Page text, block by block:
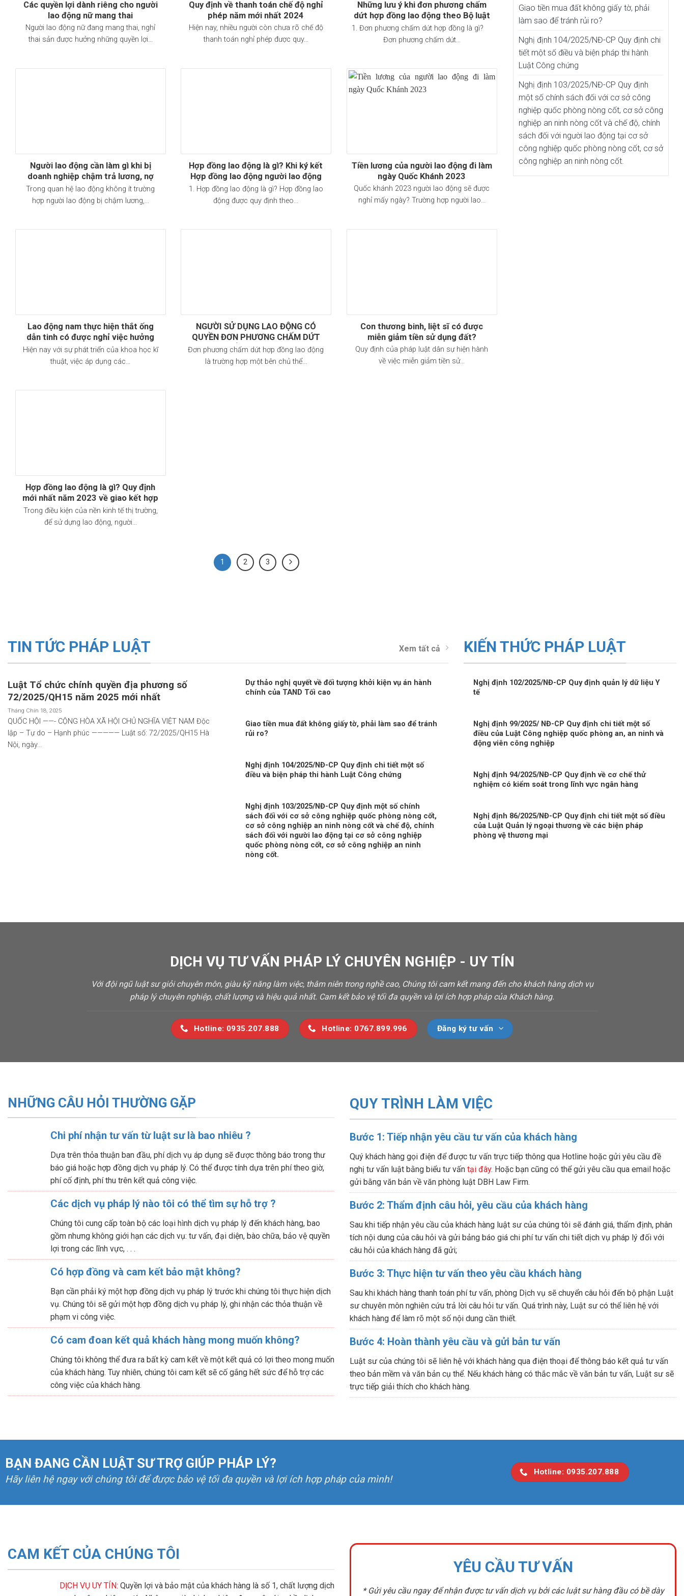
Các quyền lợi dành riêng cho người
lao động nữ mang thai
Người lao động nữ đang mang thai, nghỉ
thai sản được hưởng những quyền lợi...
Quy định về thanh toán chế độ nghỉ
phép năm mới nhất 2024
Hiện nay, nhiều người còn chưa rõ chế độ
thanh toán nghỉ phép được quy...
Những lưu ý khi đơn phương chấm
dứt hợp đồng lao động theo Bộ luật
lao động 2019
1. Đơn phương chấm dứt hợp đồng là gì?
Đơn phương chấm dứt...
Người lao động cần làm gì khi bị
doanh nghiệp chậm trả lương, nợ
lương theo quy định Bộ luật lao
đông 2019
Trong quan hệ lao động không ít trường
hợp người lao động bị chậm lương,...
Hợp đồng lao động là gì? Khi ký kết
Hợp đồng lao động người lao động
cần lưu ý những vấn đề gì theo Bộ
luật lao động 2019
1. Hợp đồng lao động là gì? Hợp đồng lao
động được quy định theo...
Tiền lương của người lao động đi làm
ngày Quốc Khánh 2023
Quốc khánh 2023 người lao động sẽ được
nghỉ mấy ngày? Trường hợp người lao...
Lao động nam thực hiện thắt ống
dẫn tinh có được nghỉ việc hưởng
chế độ thai sản không? Quy định mới
nhất năm 2023 về chế độ thai sản?
Hiện nay với sự phát triển của khoa học kĩ
thuật, việc áp dụng các...
NGƯỜI SỬ DỤNG LAO ĐỘNG CÓ
QUYỀN ĐƠN PHƯƠNG CHẤM DỨT
HỢP ĐỒNG LAO ĐỘNG?
Đơn phương chấm dứt hợp đồng lao động
là trường hợp một bên chủ thể...
Con thương binh, liệt sĩ có được
miễn giảm tiền sử dụng đất?
Quy định của pháp luật dân sự hiện hành
về việc miễn giảm tiền sử...
Hợp đồng lao động là gì? Quy định
mới nhất năm 2023 về giao kết hợp
đồng lao động?
Trong điều kiện của nền kinh tế thị trường,
để sử dựng lao động, người...
1 2 3
Giao tiền mua đất không giấy tờ, phải
làm sao để tránh rủi ro?
Nghị định 104/2025/NĐ-CP Quy định chi
tiết một số điều và biện pháp thi hành
Luật Công chứng
Nghị định 103/2025/NĐ-CP Quy định
một số chính sách đối với cơ sở công
nghiệp quốc phòng nòng cốt, cơ sở công
nghiệp an ninh nòng cốt và chế độ, chính
sách đối với người lao động tại cơ sở
công nghiệp quốc phòng nòng cốt, cơ sở
công nghiệp an ninh nòng cốt.
TIN TỨC PHÁP LUẬT Xem tất cả
Luật Tổ chức chính quyền địa phương số
72/2025/QH15 năm 2025 mới nhất
Tháng Chín 18, 2025
QUỐC HỘI ——- CỘNG HÒA XÃ HỘI CHỦ NGHĨA VIỆT NAM Độc
lập – Tự do – Hạnh phúc ————— Luật số: 72/2025/QH15 Hà
Nội, ngày...
Dự thảo nghị quyết về đối tượng khởi kiện vụ án hành
chính của TAND Tối cao
Giao tiền mua đất không giấy tờ, phải làm sao để tránh
rủi ro?
Nghị định 104/2025/NĐ-CP Quy định chi tiết một số
điều và biện pháp thi hành Luật Công chứng
Nghị định 103/2025/NĐ-CP Quy định một số chính
sách đối với cơ sở công nghiệp quốc phòng nòng cốt,
cơ sở công nghiệp an ninh nòng cốt và chế độ, chính
sách đối với người lao động tại cơ sở công nghiệp
quốc phòng nòng cốt, cơ sở công nghiệp an ninh
nòng cốt.
KIẾN THỨC PHÁP LUẬT
Nghị định 102/2025/NĐ-CP Quy định quản lý dữ liệu Y
tế
Nghị định 99/2025/ NĐ-CP Quy định chi tiết một số
điều của Luật Công nghiệp quốc phòng an, an ninh và
động viên công nghiệp
Nghị định 94/2025/NĐ-CP Quy định về cơ chế thử
nghiệm có kiểm soát trong lĩnh vực ngân hàng
Nghị định 86/2025/NĐ-CP Quy định chi tiết một số điều
của Luật Quản lý ngoại thương về các biện pháp
phòng vệ thương mại
DỊCH VỤ TƯ VẤN PHÁP LÝ CHUYÊN NGHIỆP - UY TÍN
Với đội ngũ luật sư giỏi chuyên môn, giàu kỹ năng làm việc, thâm niên trong nghề cao, Chúng tôi cam kết mang đến cho khách hàng dịch vụ
pháp lý chuyên nghiệp, chất lượng và hiệu quả nhất. Cam kết bảo vệ tối đa quyền và lợi ích hợp pháp của Khách hàng.
Hotline: 0935.207.888 Hotline: 0767.899.996 Đăng ký tư vấn
NHỮNG CÂU HỎI THƯỜNG GẶP
Chi phí nhận tư vấn từ luật sư là bao nhiêu ?
Dựa trên thỏa thuận ban đầu, phí dịch vụ áp dụng sẽ được thông báo trong thư
báo giá hoặc hợp đồng dịch vụ pháp lý. Có thể được tính dựa trên phí theo giờ,
phí cố định, phí thu trên kết quả công việc.
Các dịch vụ pháp lý nào tôi có thể tìm sự hỗ trợ ?
Chúng tôi cung cấp toàn bộ các loại hình dịch vụ pháp lý đến khách hàng, bao
gồm nhưng không giới hạn các dịch vụ: tư vấn, đại diện, bào chữa, bảo vệ quyền
lợi trong các lĩnh vực, . . .
Có hợp đồng và cam kết bảo mật không?
Bạn cần phải ký một hợp đồng dịch vụ pháp lý trước khi chúng tôi thực hiện dịch
vụ. Chúng tôi sẽ gửi một hợp đồng dịch vụ pháp lý, ghi nhận các thỏa thuận về
phạm vi công việc.
Có cam đoan kết quả khách hàng mong muốn không?
Chúng tôi không thể đưa ra bất kỳ cam kết về một kết quả có lợi theo mong muốn
của khách hàng. Tuy nhiên, chúng tôi cam kết sẽ cố gắng hết sức để hỗ trợ các
công việc của khách hàng.
QUY TRÌNH LÀM VIỆC
Bước 1: Tiếp nhận yêu cầu tư vấn của khách hàng
Quý khách hàng gọi điện để được tư vấn trực tiếp thông qua Hotline hoặc gửi yêu cầu đề
nghị tư vấn luật bằng biểu tư vấn tại đây. Hoặc bạn cũng có thể gửi yêu cầu qua email hoặc
gửi bằng văn bản về văn phòng luật DBH Law Firm.
Bước 2: Thẩm định câu hỏi, yêu cầu của khách hàng
Sau khi tiếp nhận yêu cầu của khách hàng luật sư của chúng tôi sẽ đánh giá, thẩm định, phân
tích nội dung của câu hỏi và gửi bảng báo giá chi phí tư vấn chi tiết dịch vụ pháp lý đối với
câu hỏi của khách hàng đã gửi;
Bước 3: Thực hiện tư vấn theo yêu cầu khách hàng
Sau khi khách hàng thanh toán phí tư vấn, phòng Dịch vụ sẽ chuyển câu hỏi đến bộ phận Luật
sư chuyên môn nghiên cứu trả lời câu hỏi tư vấn. Quá trình này, Luật sư có thể liên hệ với
khách hàng để làm rõ một số nội dung cần thiết.
Bước 4: Hoàn thành yêu cầu và gửi bản tư vấn
Luật sư của chúng tôi sẽ liên hệ với khách hàng qua điện thoại để thông báo kết quả tư vấn
theo bản mềm và văn bản cụ thể. Nếu khách hàng có thắc mắc về văn bản tư vấn, Luật sư sẽ
trực tiếp giải thích cho khách hàng.
BẠN ĐANG CẦN LUẬT SƯ TRỢ GIÚP PHÁP LÝ?
Hãy liên hệ ngay với chúng tôi để được bảo vệ tối đa quyền và lợi ích hợp pháp của mình!
Hotline: 0935.207.888
CAM KẾT CỦA CHÚNG TÔI
DỊCH VỤ UY TÍN: Quyền lợi và bảo mật của khách hàng là số 1, chất lượng dịch
YÊU CẦU TƯ VẤN
* Gửi yêu cầu ngay để nhận được tư vấn dịch vụ bởi các luật sư hàng đầu có bề dày